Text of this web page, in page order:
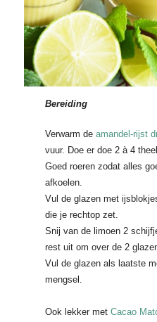
Bereiding
Verwarm deamandel-rijst
vuur. Doe er doe 2 à 4
Goed roeren zodat alles
afkoelen.
Vul de glazen met
die je rechtop zet.
Snij van de limoen 2
rest uit om over de 2
Vul de glazen als laatste
mengsel.
Ook lekker metCacao